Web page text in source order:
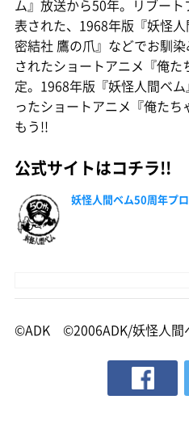
ム』放送から50年。リブー
表された、1968年版『妖怪
密結社 鷹の爪』などでお馴
されたショートアニメ『俺
定。1968年版『妖怪人間ベ
ったショートアニメ『俺た
もう!!
公式サイトはコチラ!!
妖怪人間ベム50周年プ
©ADK ©2006ADK/妖怪人